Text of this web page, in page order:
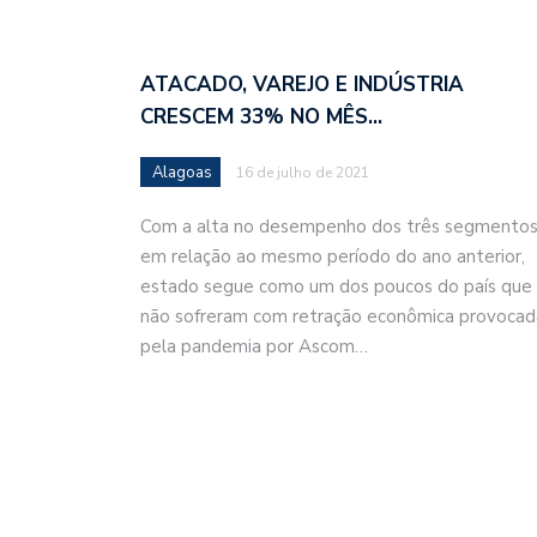
ATACADO, VAREJO E INDÚSTRIA
CRESCEM 33% NO MÊS…
Alagoas 16 de julho de 2021
Com a alta no desempenho dos três segmentos
em relação ao mesmo período do ano anterior,
estado segue como um dos poucos do país que
não sofreram com retração econômica
pela pandemia por Ascom…